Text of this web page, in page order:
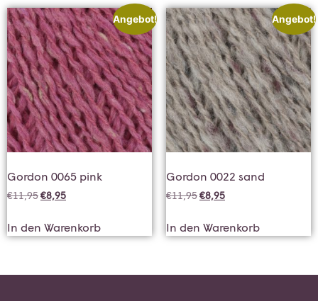
Angebot!
Gordon 0065 pink
€11,95€8,95
In den Warenkorb
Angebot!
Gordon 0022 sand
€11,95€8,95
In den Warenkorb